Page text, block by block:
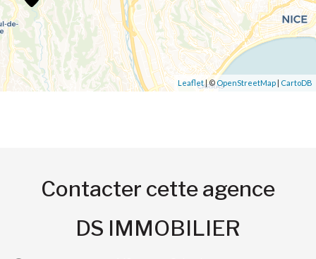
Leaflet| © OpenStreetMap | CartoDB
Contacter cette agence
DS IMMOBILIER